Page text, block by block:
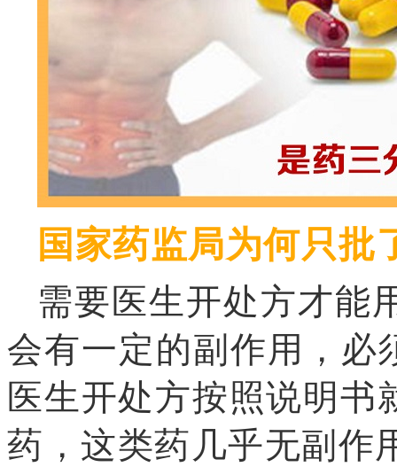
国家药监局为何只批
需要医生开处方才能
会有一定的副作用，必
医生开处方按照说明书
药，这类药几乎无副作